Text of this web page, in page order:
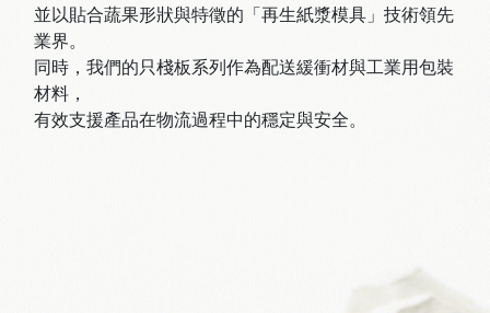
並以貼合蔬果形狀與特徵的「再生紙漿模具」技術領先
業界。
同時，我們的只棧板系列作為配送緩衝材與工業用包裝
材料，
有效支援產品在物流過程中的穩定與安全。